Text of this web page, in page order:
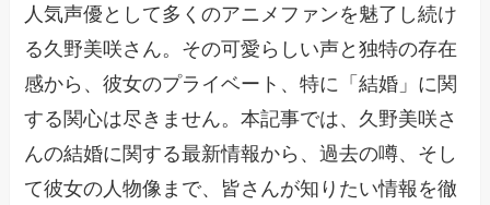
人気声優として多くのアニメファンを魅了し続け
る久野美咲さん。その可愛らしい声と独特の存在
感から、彼女のプライベート、特に「結婚」に関
する関心は尽きません。本記事では、久野美咲さ
んの結婚に関する最新情報から、過去の噂、そし
て彼女の人物像まで、皆さんが知りたい情報を徹